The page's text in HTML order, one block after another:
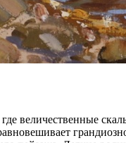
величественные